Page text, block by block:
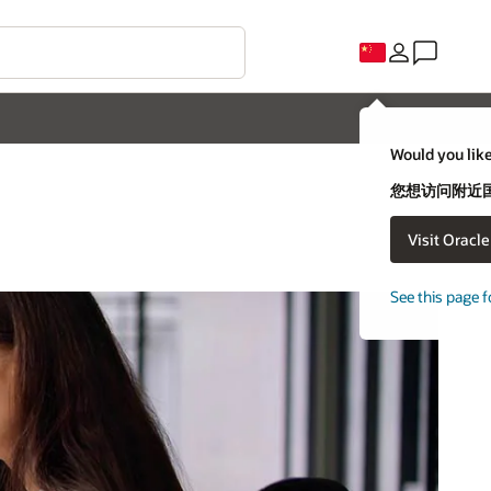
Would you
您想访问附近
Visit
See this page